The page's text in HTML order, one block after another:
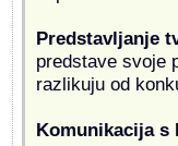
Predstavljanje
predstave svoje
razlikuju od
Komunikacija s